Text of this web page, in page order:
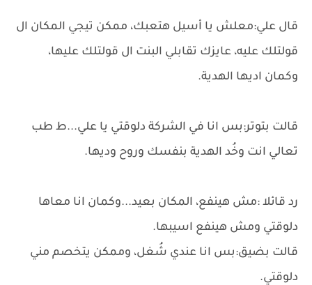
قال علي:معلش يا أسيل هتعبك، ممكن تيجي المكان ال
قولتلك عليه، عايزك تقابلي البنت ال قولتلك عليها،
وكمان اديها الهدية.
قالت بتوتر:بس انا في الشركة دلوقتي يا علي...ط طب
تعالي انت وخُد الهدية بنفسك وروح وديها.
رد قائلا :مش هينفع، المكان بعيد...وكمان انا معاها
دلوقتي ومش هينفع اسيبها.
قالت بضيق:بس انا عندي شُغل، وممكن يتخصم مني
دلوقتي.